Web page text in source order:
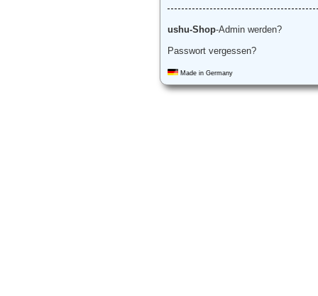
ushu-Shop-Admin werden?
Passwort vergessen?
Made in Germany